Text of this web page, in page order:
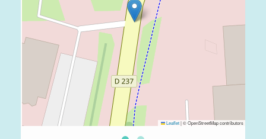
Leaflet|© OpenStreetMap contributors